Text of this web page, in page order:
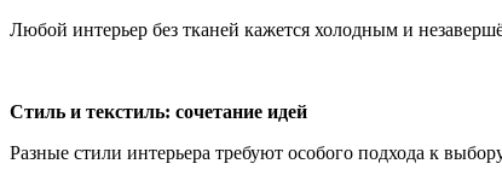
Любой интерьер без тканей кажется холодным и
Стиль и текстиль: сочетание идей
Разные стили интерьера требуют особого подхода к